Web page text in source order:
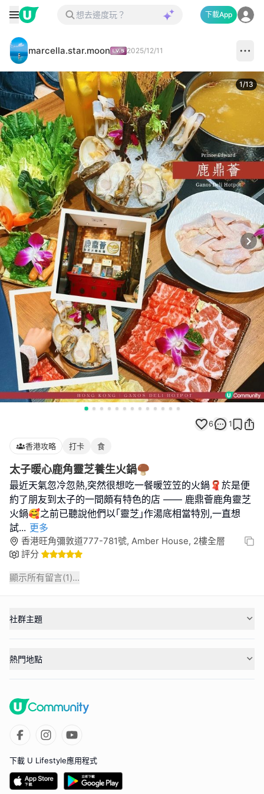
下載App
marcella.star.moon 2025/12/11
1/13
6 1
香港攻略 打卡 食
太子暖心鹿角靈芝養生火鍋🍄‍🟫
最近天氣忽冷忽熱,突然很想吃一餐暖笠笠的火鍋🧣於是便
約了朋友到太子的一間頗有特色的店 —— 鹿鼎薈鹿角靈芝
火鍋🥰之前已聽說他們以｢靈芝｣作湯底相當特別,一直想
試... 更多
香港旺角彌敦道777-781號, Amber House, 2樓全層
評分
顯示所有留言(1)...
社群主題
熱門地點
下載 U Lifestyle應用程式